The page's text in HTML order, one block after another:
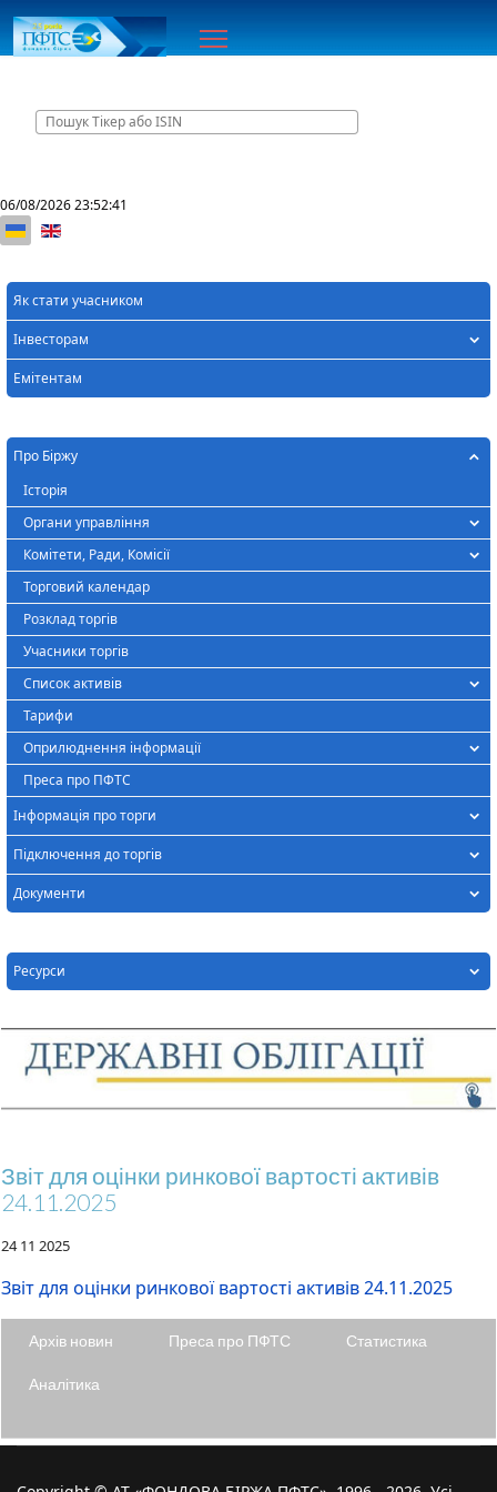
06/08/202623:52:41
Оберіть свою мову
Як стати учасником
Інвесторам
Емітентам
Про Біржу
Історія
Органи управління
Комітети, Ради, Комісії
Торговий календар
Розклад торгів
Учасники торгів
Список активів
Тарифи
Оприлюднення інформації
Преса про ПФТС
Інформація про торги
Підключення до торгів
Документи
Ресурси
Звіт для оцінки ринкової вартості активів
24.11.2025
24 11 2025
Звіт для оцінки ринкової вартості активів 24.11.2025
Архів новин Преса про ПФТС Статистика
Аналітика